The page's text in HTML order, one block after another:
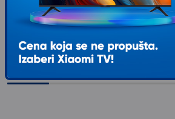
Baštenski alat,display Androni Giocateli....
34900RSD